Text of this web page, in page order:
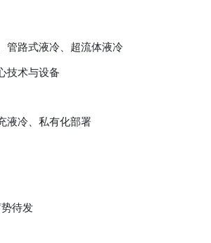
管路式液冷、超流体液冷
技术与设备
液冷、私有化部署
待发